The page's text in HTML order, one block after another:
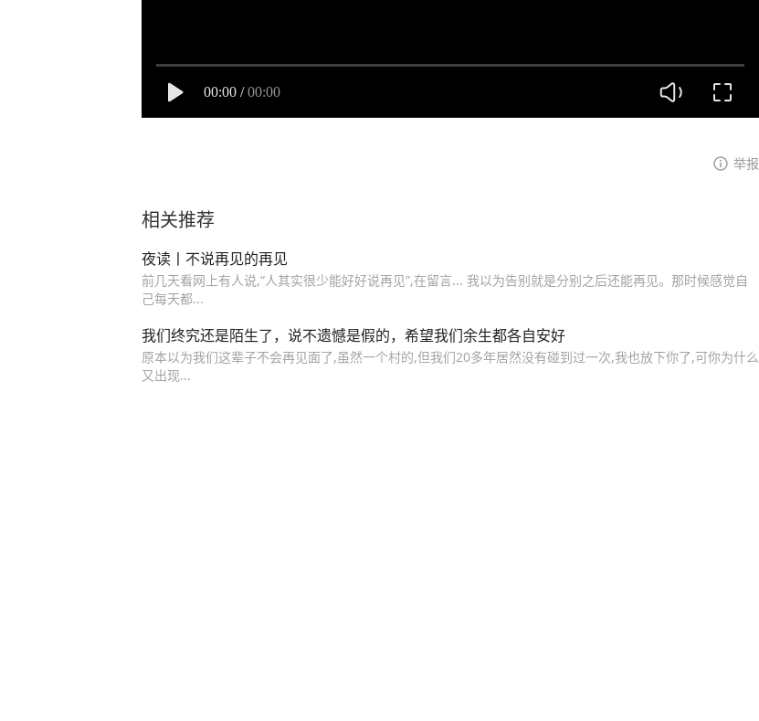
00:00 / 00:00
举报
相关推荐
夜读丨不说再见的再见
前几天看网上有人说,“人其实很少能好好说再见”,在留言... 我以为告别就是分别之后还能再见。那时候感觉自
己每天都...
我们终究还是陌生了，说不遗憾是假的，希望我们余生都各自安好
原本以为我们这辈子不会再见面了,虽然一个村的,但我们20多年居然没有碰到过一次,我也放下你了,可你为什么
又出现...